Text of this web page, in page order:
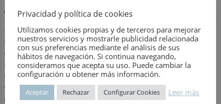
Descripción:
– Cambio físico y ecología humana.- ¿Qué es la planificación?.-
Sistemas.- Planificación como sistema conceptual.- Sobre el
espacio y la planificación espacial.- Objetivos.- Proyección del
sistema: ¿Qué es el futuro?.- Modelos.- Algunos modelos
operacionales y las teorías subyacentes.- La modelística del
sistema total».- Evaluación.- Un método espacial para el
planeamiento regional.- ¿Satisfacción u optimización? Los
Privacidad y política de cookies
Utilizamos cookies propias y de terceros para mejorar
nuestros servicios y mostrarle publicidad relacionada
con sus preferencias mediante el análisis de sus
hábitos de navegación. Si continua navegando,
consideramos que acepta su uso. Puede cambiar la
configuración u obtener más información.
Aceptar Rechazar Configurar Cookies Leer más